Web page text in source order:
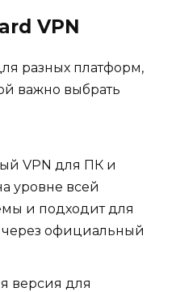
VPN
разных платформ,
важно выбрать
VPN для ПК и
уровне всей
и подходит для
через официальный
версия для